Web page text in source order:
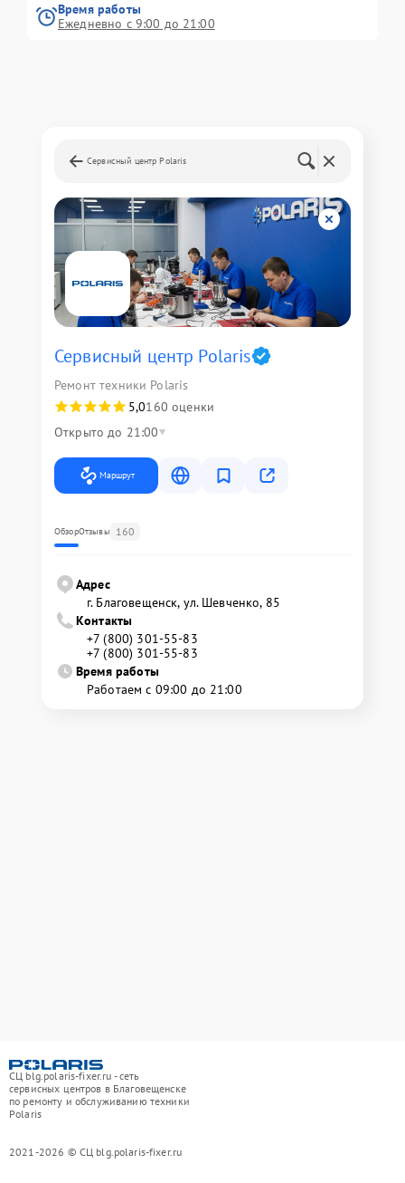
Время работы
Ежедневно с 9:00 до 21:00
Сервисный центр Polaris
Сервисный центр Polaris
Ремонт техники Polaris
5,0160 оценки
Открыто до 21:00
Маршрут
ОбзорОтзывы 160
Адрес
г. Благовещенск, ул. Шевченко, 85
Контакты
+7 (800) 301-55-83
+7 (800) 301-55-83
Время работы
Работаем с 09:00 до 21:00
СЦ blg.polaris-fixer.ru - сеть
сервисных центров в Благовещенске
по ремонту и обслуживанию техники
Polaris
2021-2026 © СЦ blg.polaris-fixer.ru